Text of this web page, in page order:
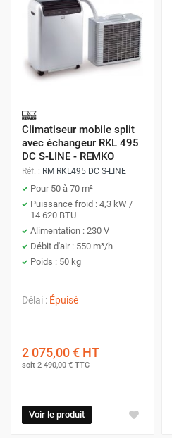
Climatiseur mobile split
avec échangeur RKL 495
DC S-LINE - REMKO
Réf. : RM RKL495 DC S-LINE
Pour 50 à 70 m²
Puissance froid : 4,3 kW /
14 620 BTU
Alimentation : 230 V
Débit d'air : 550 m³/h
Poids : 50 kg
Délai : Épuisé
2 075,00 € HT
soit 2 490,00 € TTC
Voir le produit